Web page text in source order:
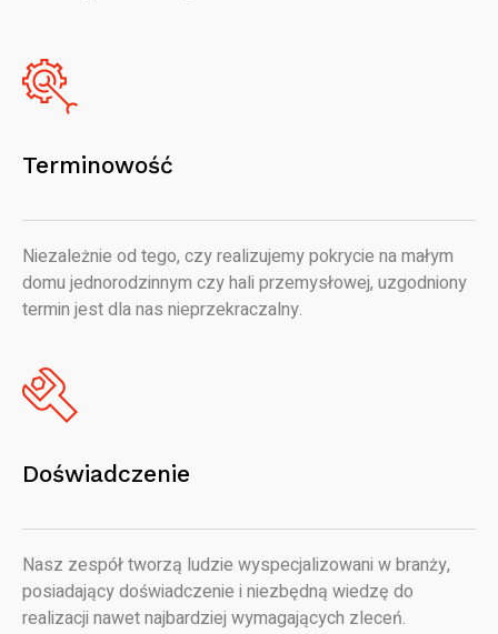
Terminowość
Niezależnie od tego, czy realizujemy pokrycie na małym
domu jednorodzinnym czy hali przemysłowej, uzgodniony
termin jest dla nas nieprzekraczalny.
Doświadczenie
Nasz zespół tworzą ludzie wyspecjalizowani w branży,
posiadający doświadczenie i niezbędną wiedzę do
realizacji nawet najbardziej wymagających zleceń.